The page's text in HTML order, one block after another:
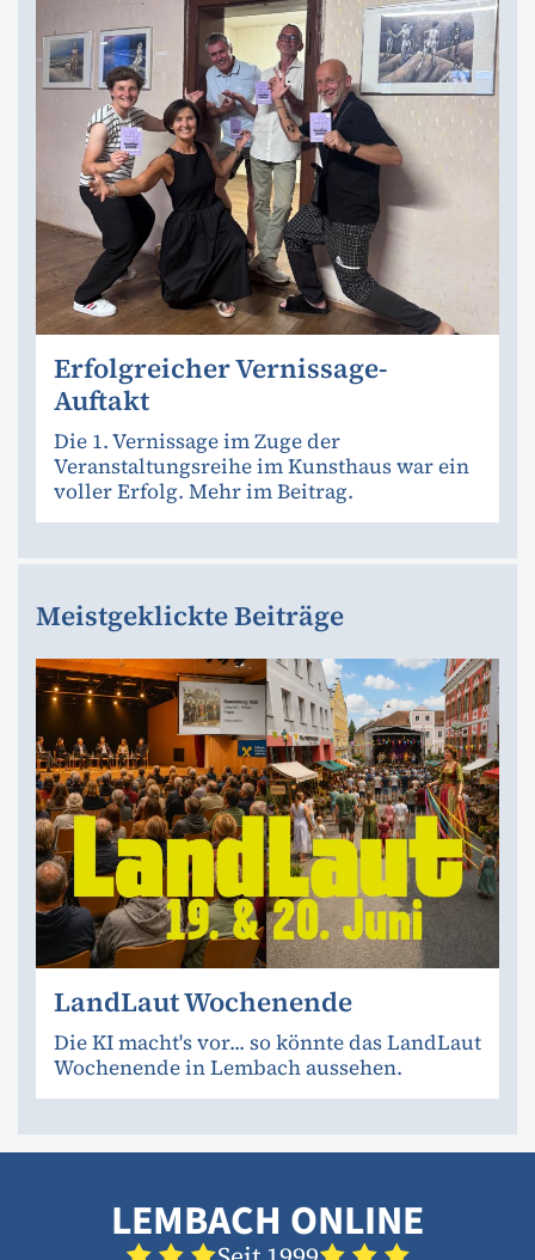
Erfolgreicher Vernissage-
Auftakt
Die 1. Vernissage im Zuge der
Veranstaltungsreihe im Kunsthaus war ein
voller Erfolg. Mehr im Beitrag.
Meistgeklickte Beiträge
LandLaut Wochenende
Die KI macht's vor... so könnte das LandLaut
Wochenende in Lembach aussehen.
LEMBACH ONLINE